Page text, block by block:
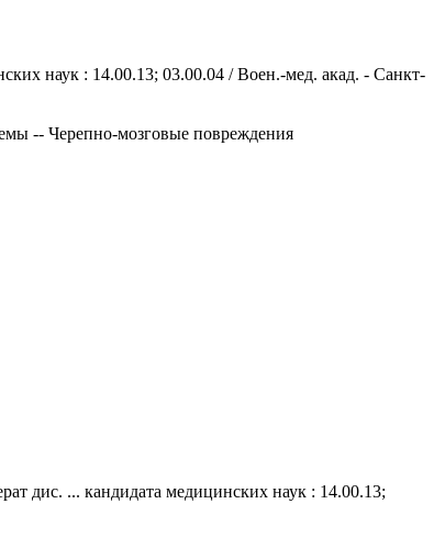
наук : 14.00.13; 03.00.04 / Воен.-мед. акад. - Санкт-
-- Черепно-мозговые повреждения
дис. ... кандидата медицинских наук : 14.00.13;